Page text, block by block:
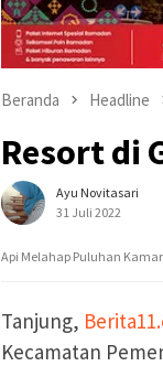
Beranda Headline
Resort di
Ayu Novitasari
31 Juli 2022
Api Melahap Puluhan
Tanjung,
Kecamatan